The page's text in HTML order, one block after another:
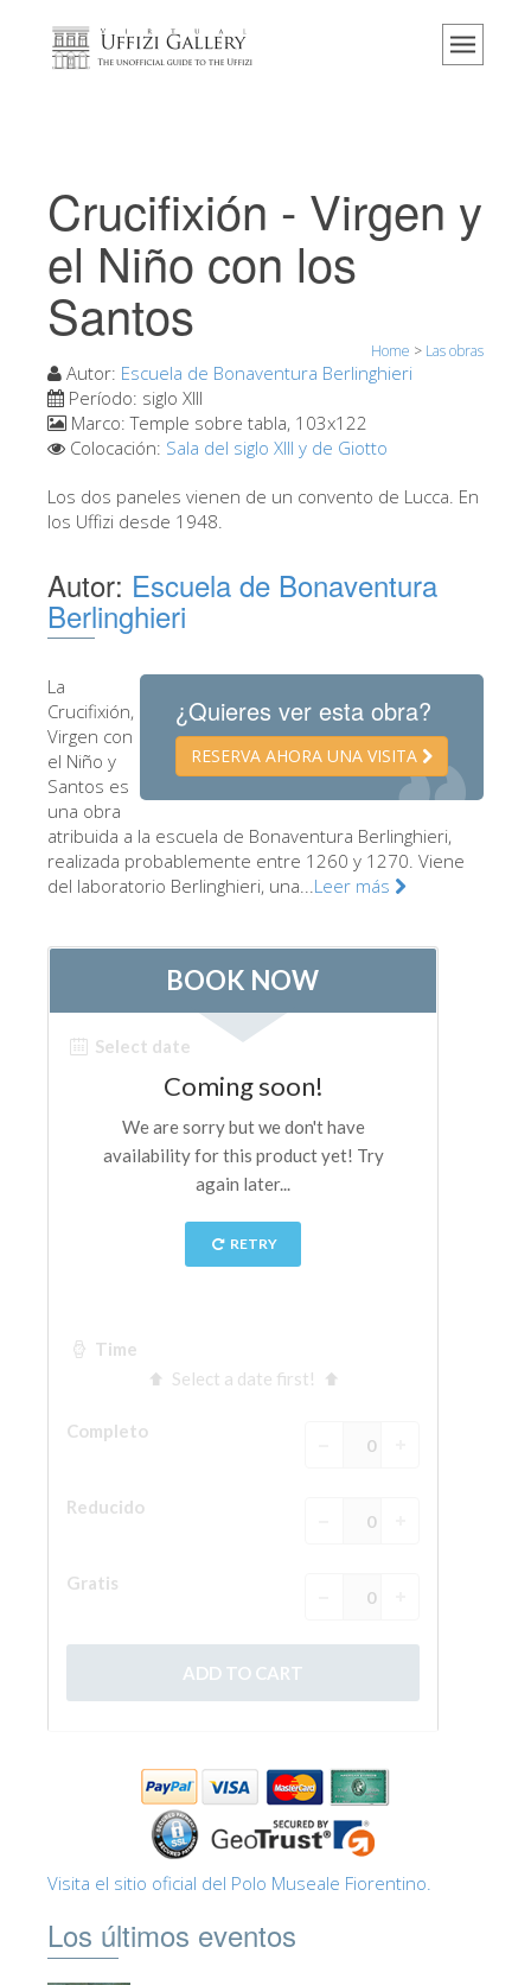
Home
Eventos y exposiciones
Los comentarios de los visitantes
Visite los Uffizi
Reserve ahora
Visita virtual
Las salas
Las nuevas salas
Galería de la Academia
Galería Palatina
Museo de San Marcos
Museo Arqueológico
El Taller de las Piedras Duras
Museo Galileo
Jardín de Boboli
Palazzo Vecchio
Santa Maria Novella
Santa Croce
Sólo billetes con entrada rápida
Crucifixión - Virgen y
el Niño con los
Santos
Home > Las obras
Autor: Escuela de Bonaventura Berlinghieri
Período: siglo XIII
Marco:Temple sobre tabla, 103x122
Colocación: Sala del siglo XIII y de Giotto
Los dos paneles vienen de un convento de Lucca. En
los Uffizi desde 1948.
Autor: Escuela de Bonaventura
Berlinghieri
¿Quieres ver esta obra?
RESERVA AHORA UNA VISITA
La
Crucifixión,
Virgen con
el Niño y
Santos es
una obra
atribuida a la escuela de Bonaventura Berlinghieri,
realizada probablemente entre 1260 y 1270. Viene
del laboratorio Berlinghieri, una...Leer más
Visita el sitio oficial del Polo Museale Fiorentino.
Los últimos eventos